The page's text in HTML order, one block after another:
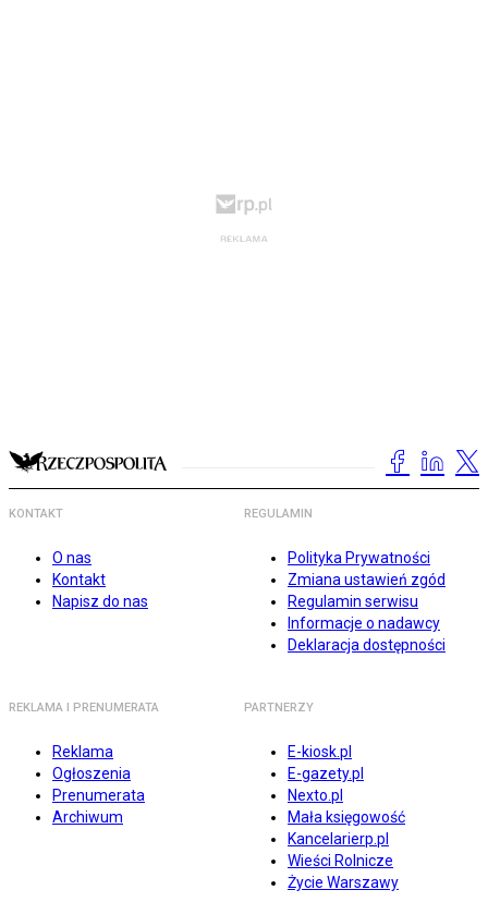
KONTAKT
O nas
Kontakt
Napisz do nas
REGULAMIN
Polityka Prywatności
Zmiana ustawień zgód
Regulamin serwisu
Informacje o nadawcy
Deklaracja dostępności
REKLAMA I PRENUMERATA
Reklama
Ogłoszenia
Prenumerata
Archiwum
PARTNERZY
E-kiosk.pl
E-gazety.pl
Nexto.pl
Mała księgowość
Kancelarierp.pl
Wieści Rolnicze
Życie Warszawy